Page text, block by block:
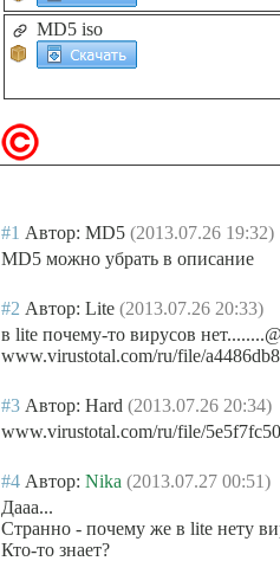
MD5 iso
#1 Автор: MD5 (2013.07.26 19:32)
MD5 можно убрать в описание
#2 Автор: Lite (2013.07.26 20:33)
в lite почему-то вирусов
www.virustotal.com/ru/file/
#3 Автор: Hard (2013.07.26 20:34)
www.virustotal.com/ru/file/
#4 Автор: Nika (2013.07.27 00:51)
Дааа...
Странно - почему же в lite нету
Кто-то знает?